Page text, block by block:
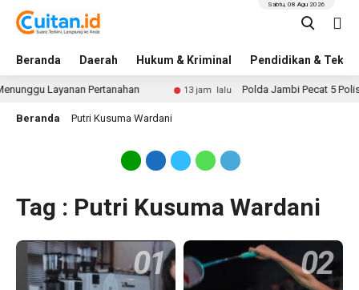
Beranda Daerah Hukum & Kriminal Pendidikan &
Sabtu, 08 Agu 2026
Layanan Pertanahan 13 jam lalu Polda Jambi Pecat 5 Polisi
Beranda Putri Kusuma Wardani
Tag : Putri Kusuma Wardani